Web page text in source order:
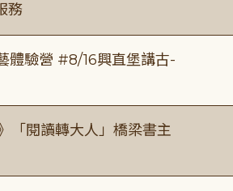
務
體驗營 #8/16興直堡講古-
「閱讀轉大人」橋梁書主